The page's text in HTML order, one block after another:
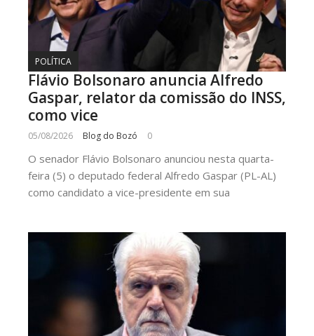
POLÍTICA
Flávio Bolsonaro anuncia Alfredo
Gaspar, relator da comissão do INSS,
como vice
05/08/2026 Blog do Bozó 0
O senador Flávio Bolsonaro anunciou nesta quarta-
feira (5) o deputado federal Alfredo Gaspar (PL-AL)
como candidato a vice-presidente em sua